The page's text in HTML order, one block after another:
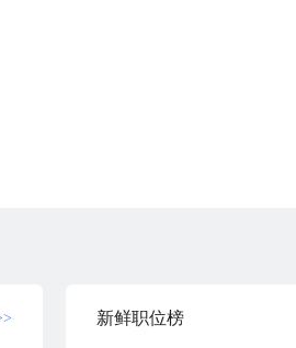
的销售窗口，已在香港成立凌志国际（
新鲜职位榜